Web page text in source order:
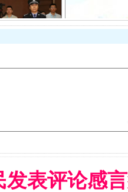
期
发表评论感